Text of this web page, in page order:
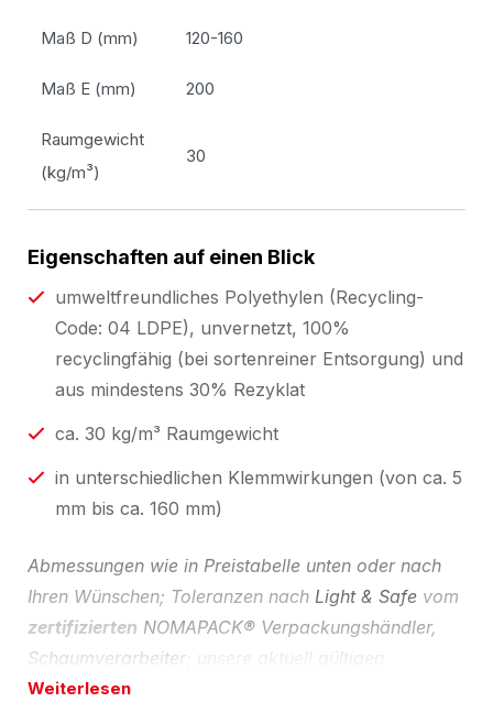
Maß D (mm) 120-160
Maß E (mm) 200
Raumgewicht
(kg/m³)
30
Eigenschaften auf einen Blick
umweltfreundliches Polyethylen (Recycling-
Code: 04 LDPE), unvernetzt, 100%
recyclingfähig (bei sortenreiner Entsorgung) und
aus mindestens 30% Rezyklat
ca. 30 kg/m³ Raumgewicht
in unterschiedlichen Klemmwirkungen (von ca. 5
mm bis ca. 160 mm)
Abmessungen wie in Preistabelle unten oder nach
Ihren Wünschen; Toleranzen nach Light & Safe vom
zertifizierten NOMAPACK® Verpackungshändler,
Schaumverarbeiter
Zertifikate finden Sie unter
Weiterlesen